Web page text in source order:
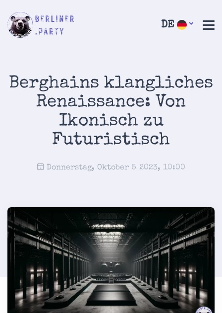
DE
Berghains klangliches
Renaissance: Von
Ikonisch zu
Futuristisch
Donnerstag, Oktober 5 2023, 10:00